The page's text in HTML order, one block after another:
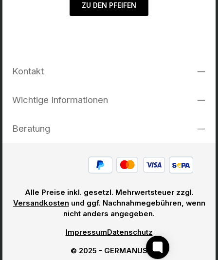
ZU DEN PFEIFEN
Kontakt
Wichtige Informationen
Beratung
Alle Preise inkl. gesetzl. Mehrwertsteuer zzgl.
Versandkosten und ggf. Nachnahmegebühren, wenn
nicht anders angegeben.
© 2025 - GERMANUS
ImpressumDatenschutz